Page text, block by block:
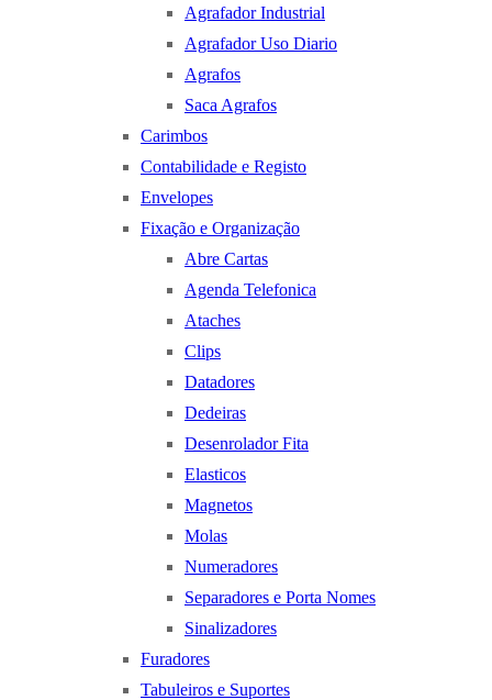
Agrafador Industrial
Agrafador Uso Diario
Agrafos
Saca Agrafos
Carimbos
Contabilidade e Registo
Envelopes
Fixação e Organização
Abre Cartas
Agenda Telefonica
Ataches
Clips
Datadores
Dedeiras
Desenrolador Fita
Elasticos
Magnetos
Molas
Numeradores
Separadores e Porta Nomes
Sinalizadores
Furadores
Tabuleiros e Suportes